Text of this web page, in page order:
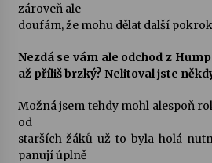
17. 7. 2026
Ozvěny prázdnin
zároveň ale
doufám, že mohu dělat další
Nezdá se vám ale odchod z
až příliš brzký? Nelitoval jste
Možná jsem tehdy mohl alespoň
od
starších žáků už to byla holá
panují úplně